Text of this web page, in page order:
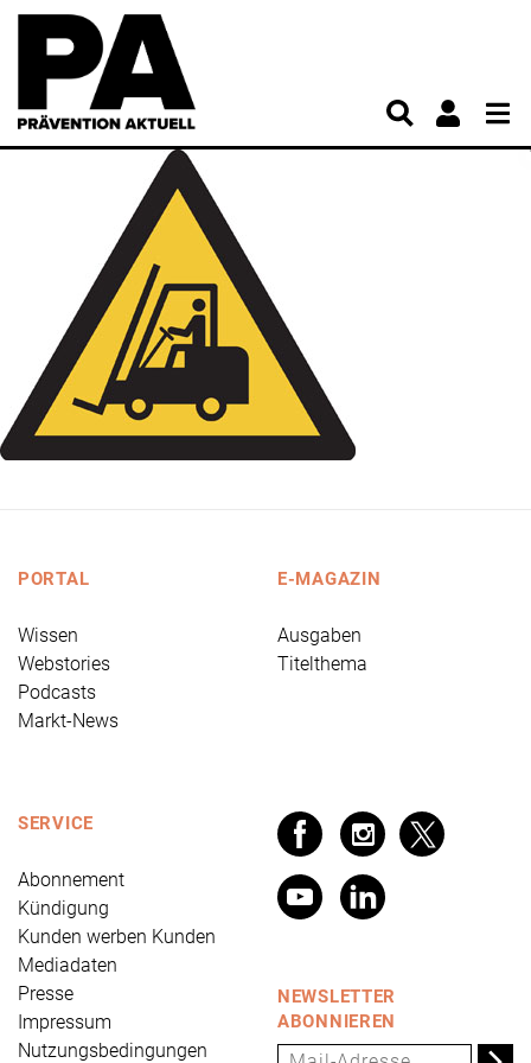
PORTAL
Wissen
Webstories
Podcasts
Markt-News
E-MAGAZIN
Ausgaben
Titelthema
SERVICE
Abonnement
Kündigung
Kunden werben Kunden
Mediadaten
Presse
Impressum
Nutzungsbedingungen
NEWSLETTER
ABONNIEREN